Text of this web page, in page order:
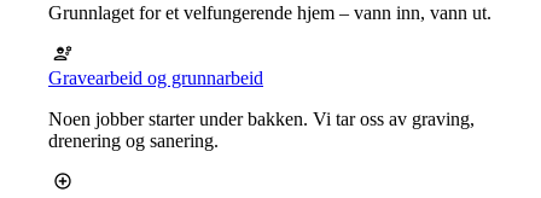
Grunnlaget for et velfungerende hjem – vann inn, vann ut.
Gravearbeid og grunnarbeid
Noen jobber starter under bakken. Vi tar oss av graving,
drenering og sanering.